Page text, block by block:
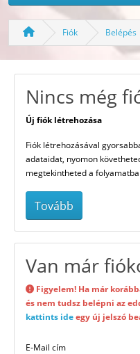
Fiók Belépés
Nincs még
Új fiók létrehozása
Fiók létrehozásával
adataidat, nyomon
megtekintheted a
Tovább
Van már
Figyelem! Ha már
és nem tudsz belépni az
kattints ideegy új jelszó
E-Mail cím